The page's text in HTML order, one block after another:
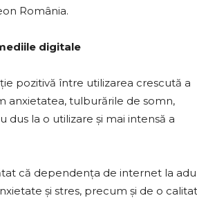
România.
digitale
pozitivă între utilizarea crescută a
anxietatea, tulburările de somn,
la o utilizare și mai intensă a
că dependența de internet la
și stres, precum și de o